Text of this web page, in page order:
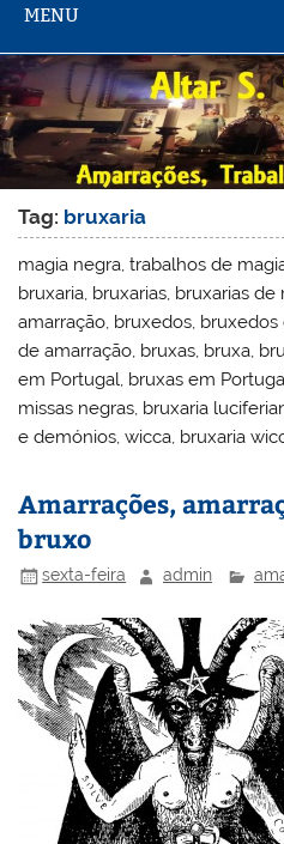
MENU
Tag: bruxaria
magia negra, trabalhos de
bruxaria, bruxarias, bruxarias
amarração, bruxedos,
de amarração, bruxas, bruxa,
em Portugal, bruxas em
missas negras, bruxaria
e demónios, wicca, bruxaria
Amarrações,
bruxo
sexta-feira admin